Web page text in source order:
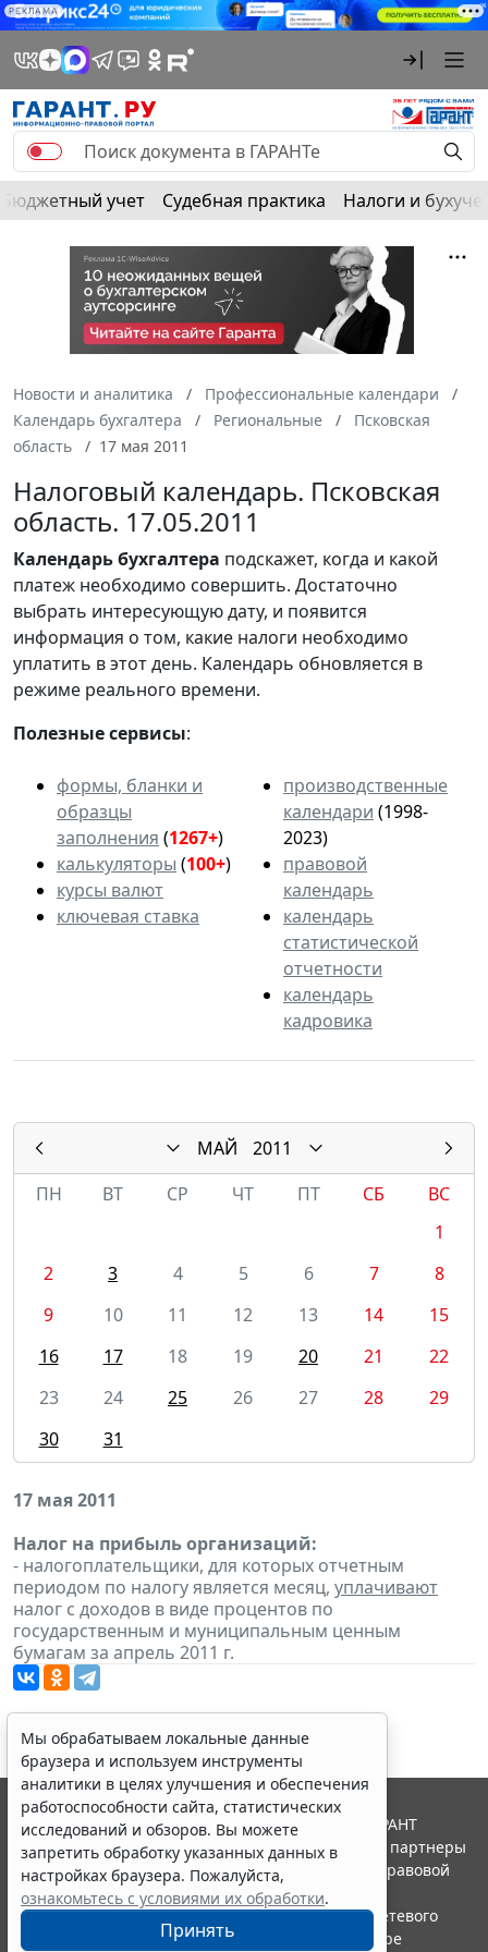
РЕКЛАМА
Бюджетный учет Судебная практика Налоги и
Новости и аналитика
Профессиональные календари
Календарь бухгалтера
Региональные
Псковская
область
17 мая 2011
Налоговый календарь. Псковская
область. 17.05.2011
Календарьбухгалтера подскажет, когда и какой
платеж необходимо совершить. Достаточно
выбрать интересующую дату, и появится
информация о том, какие налоги необходимо
уплатить в этот день. Календарь обновляется в
режиме реального времени.
Полезные сервисы:
формы, бланки и
образцы
заполнения (1267+)
калькуляторы (100+)
курсы валют
ключевая ставка
производственные
календари (1998-
2023)
правовой
календарь
календарь
статистической
отчетности
календарь
кадровика
МАЙ
2011
ПН
ВТ СР ЧТ ПТ СБ
ВС
1
2
3 4 5 6 7
8
9
10 11 12 13 14
15
16
17 18 19 20 21
22
23
24 25 26 27 28
29
30
31
17 мая 2011
Налог на прибыль организаций:
- налогоплательщики, для которых отчетным
периодом по налогу является месяц, уплачивают
налог с доходов в виде процентов по
государственным и муниципальным ценным
бумагам за апрель 2011 г.
Мы обрабатываем локальные данные
браузера и используем инструменты
аналитики в целях улучшения и обеспечения
работоспособности сайта, статистических
исследований и обзоров. Вы можете
запретить обработку указанных данных в
настройках браузера. Пожалуйста,
ознакомьтесь с условиями их обработки.
Принять
© ООО "НПП "ГАРАНТ-СЕРВИС", 2026. Система ГАРАНТ
выпускается с 1990 года. Компания "Гарант" и ее партнеры
являются участниками Российской ассоциации правовой
информации ГАРАНТ.
Портал ГАРАНТ.РУ зарегистрирован в качестве сетевого
издания Федеральной службой по надзору в сфере